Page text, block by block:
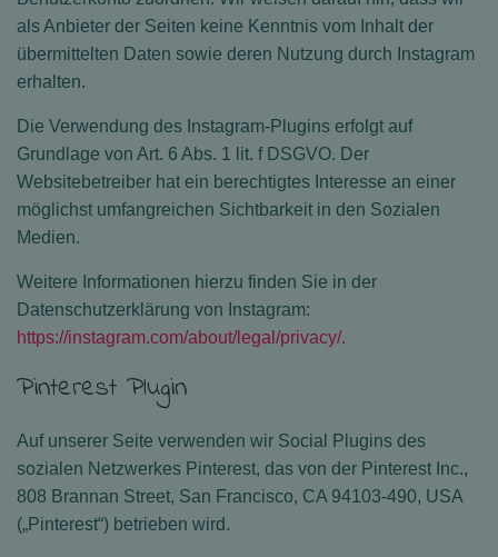
als Anbieter der Seiten keine Kenntnis vom Inhalt der
übermittelten Daten sowie deren Nutzung durch Instagram
erhalten.
Die Verwendung des Instagram-Plugins erfolgt auf
Grundlage von Art. 6 Abs. 1 lit. f DSGVO. Der
Websitebetreiber hat ein berechtigtes Interesse an einer
möglichst umfangreichen Sichtbarkeit in den Sozialen
Medien.
Weitere Informationen hierzu finden Sie in der
Datenschutzerklärung von Instagram:
https://instagram.com/about/legal/privacy/.
Pinterest Plugin
Auf unserer Seite verwenden wir Social Plugins des
sozialen Netzwerkes Pinterest, das von der Pinterest Inc.,
808 Brannan Street, San Francisco, CA 94103-490, USA
(„Pinterest“) betrieben wird.